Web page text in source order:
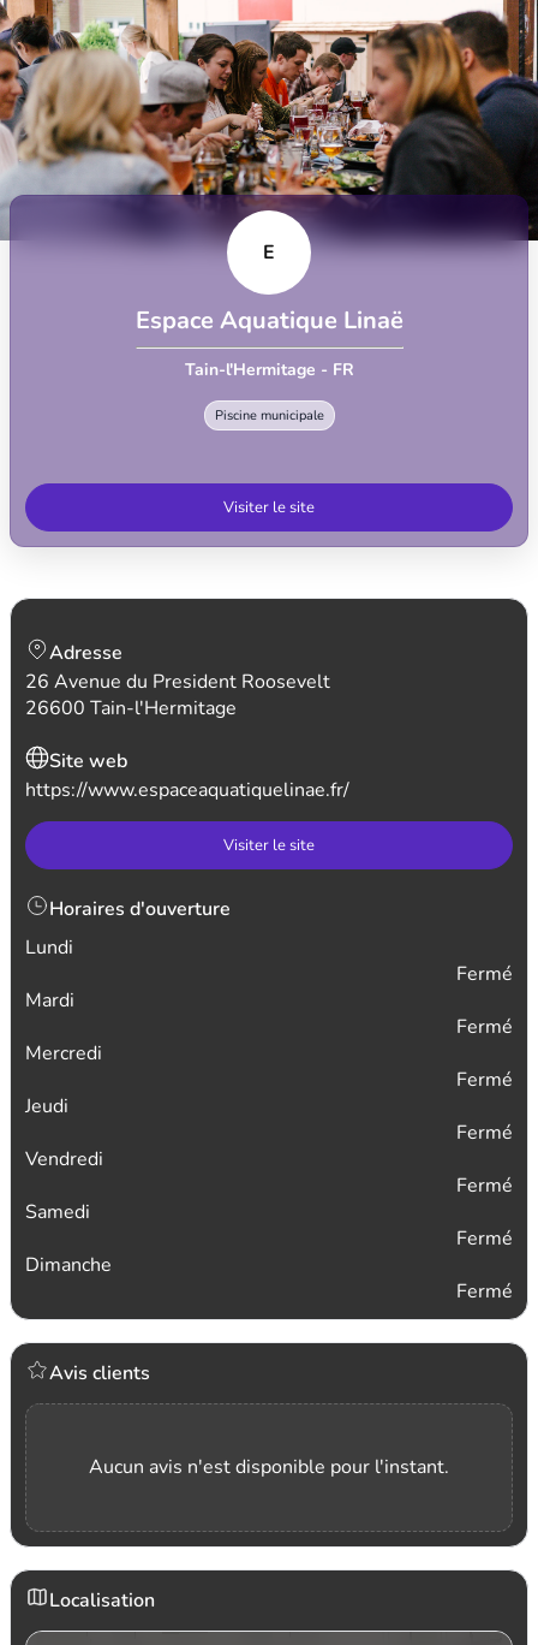
E
Espace Aquatique Linaë
Tain-l'Hermitage - FR
Piscine municipale
Visiter le site
Adresse
26 Avenue du President Roosevelt
26600 Tain-l'Hermitage
Site web
https://www.espaceaquatiquelinae.fr/
Visiter le site
Horaires d'ouverture
Lundi
Fermé
Mardi
Fermé
Mercredi
Fermé
Jeudi
Fermé
Vendredi
Fermé
Samedi
Fermé
Dimanche
Fermé
Avis clients
Aucun avis n'est disponible pour l'instant.
Localisation